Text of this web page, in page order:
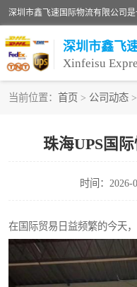
深圳市鑫飞
Xinfeisu
当前位置： 首页 > 公司动态
珠海UPS国
时间：2026-
在国际贸易日益频繁的今天
深圳DHL国际快递
UPS国际快递
深圳国际物流公司